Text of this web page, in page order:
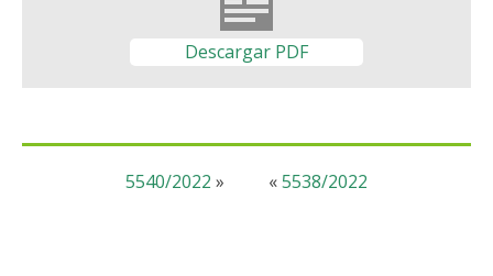
Descargar PDF
«5538/2022
5540/2022 »